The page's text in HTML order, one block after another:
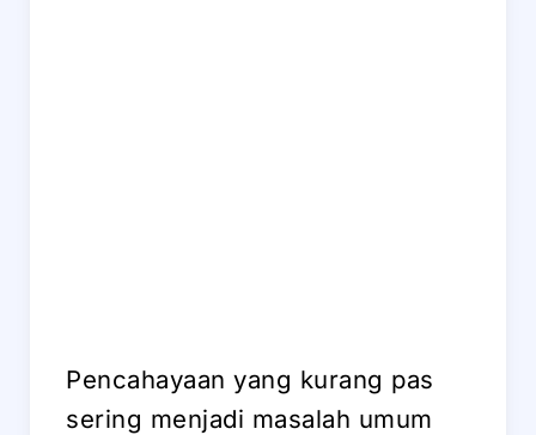
Pencahayaan yang kurang pas
sering menjadi masalah umum